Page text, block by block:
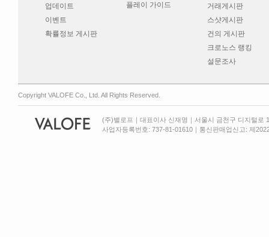
업데이트
이벤트
확률정보 게시판
플레이 가이드
거래게시판
스샷게시판
건의 게시판
크로노스 랭킹
설문조사
Copyright VALOFE Co., Ltd. All Rights Reserved.
(주)밸로프｜대표이사 신재명｜서울시 금천구 디지털로
사업자등록번호: 737-81-01610｜통신판매업신고: 제